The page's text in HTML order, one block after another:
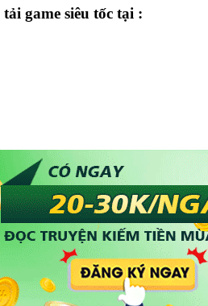
tải game siêu tốc tại :